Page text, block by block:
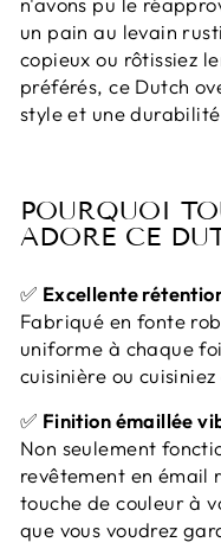
un pain au levain
copieux ou rôtissiez
préférés, ce Dutch
style et une
POURQUOI
ADORE CE
✅ Excellente
Fabriqué en fonte
uniforme à chaque
cuisinière ou
✅ Finition émaillée
Non seulement
revêtement en émail
touche de couleur à
que vous voudrez